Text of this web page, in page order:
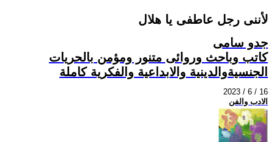
لأننى رجل عاطفى يا هلال
جدو سامى
كاتب وباحث وروائى متنور ومؤمن بالحريات
الجنسيةوالدينية والابداعية والفكرية كاملة
2023 / 6 / 16
الادب والفن